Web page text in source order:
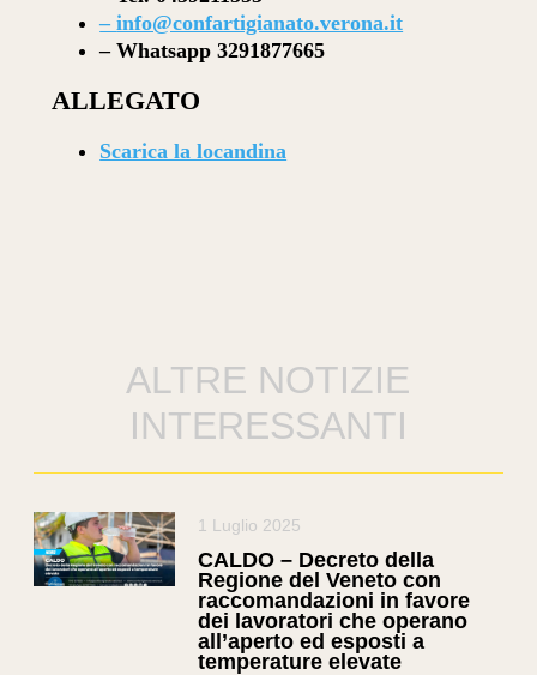
–info@confartigianato.verona.it
–Whatsapp 3291877665
ALLEGATO
Scarica la locandina
ALTRE NOTIZIE
INTERESSANTI
1 Luglio 2025
CALDO – Decreto della
Regione del Veneto con
raccomandazioni in favore
dei lavoratori che operano
all’aperto ed esposti a
temperature elevate